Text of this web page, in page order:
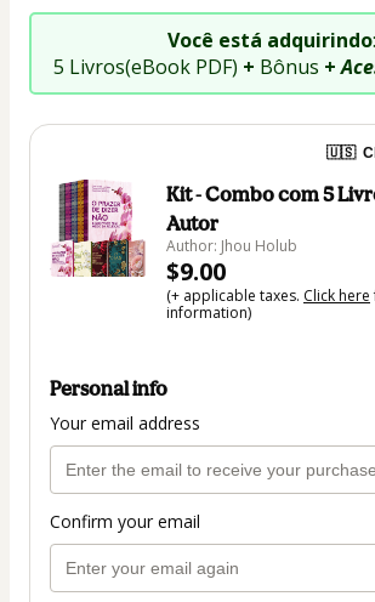
Você está adquirindo:
5 Livros(eBook PDF) + Bônus +
🇺🇸
Kit - Combo com 5
Autor
Author: Jhou Holub
$9.00
(+ applicable taxes. Click here
information)
Personal info
Your email address
Confirm your email